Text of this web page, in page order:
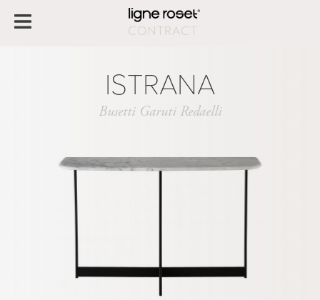
ISTRANA
Busetti Garuti Redaelli